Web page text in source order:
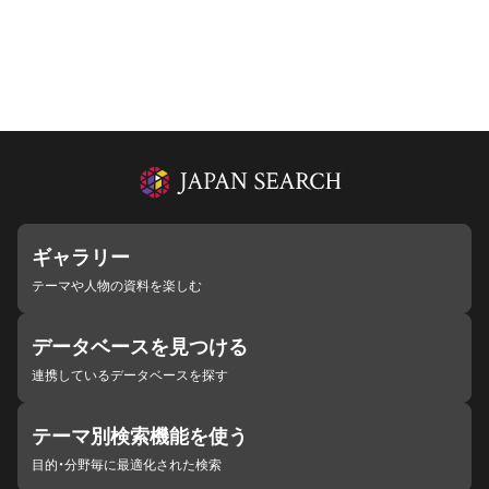
ギャラリー
テーマや人物の資料を楽しむ
データベースを見つける
連携しているデータベースを探す
テーマ別検索機能を使う
目的・分野毎に最適化された検索